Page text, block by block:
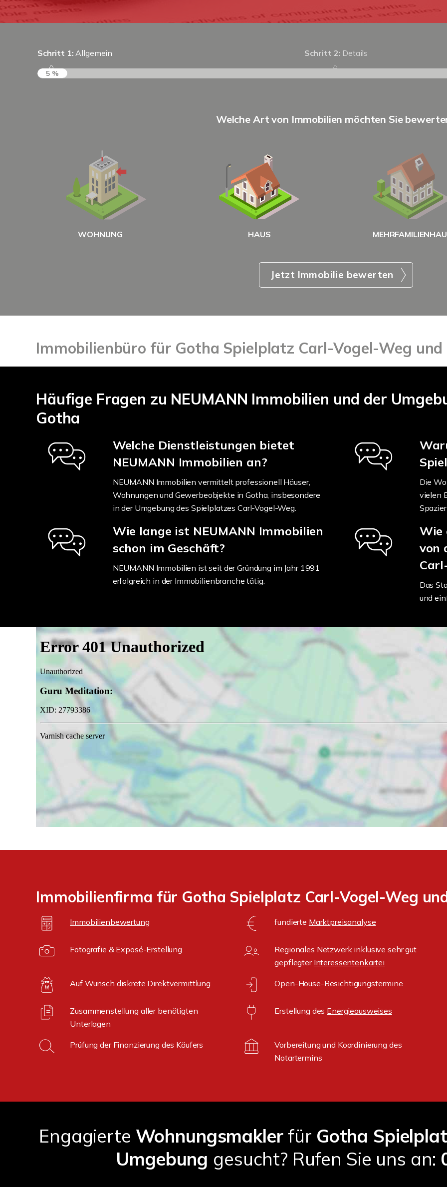
Schritt 1: Allgemein Schritt 2: Details
5 %
Welche Art von Immobilien möchten Sie
WOHNUNG HAUS
Jetzt Immobilie bewerten
Immobilienbüro für Gotha Spielplatz Carl-Vogel-Weg
Häufige Fragen zu NEUMANN Immobilien und der
Gotha
Welche Dienstleistungen bietet
NEUMANN Immobilien an?
NEUMANN Immobilien vermittelt professionell Häuser,
Wohnungen und Gewerbeobjekte in Gotha, insbesondere
in der Umgebung des Spielplatzes Carl-Vogel-Weg.
Die
vielen
Wie lange ist NEUMANN Immobilien
schon im Geschäft?
NEUMANN Immobilien ist seit der Gründung im Jahr 1991
erfolgreich in der Immobilienbranche tätig.
Wie
von
Das
und
Immobilienfirma für Gotha Spielplatz Carl-Vogel-Weg
Immobilienbewertung fundierte Marktpreisanalyse
Fotografie & Exposé-Erstellung
Regionales Netzwerk inklusive sehr gut
gepflegter Interessentenkartei
Auf Wunsch diskrete Direktvermittlung Open-House-Besichtigungstermine
Zusammenstellung aller benötigten
Unterlagen
Erstellung des Energieausweises
Prüfung der Finanzierung des Käufers
Vorbereitung und Koordinierung des
Notartermins
Engagierte Wohnungsmaklerfür Gotha
Umgebung gesucht? Rufen Sie uns an: